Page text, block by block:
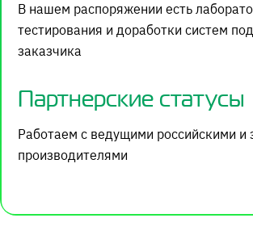
В нашем распоряжении есть
тестирования и доработки систем
заказчика
Партнерские статусы
Работаем с ведущими российскими
производителями